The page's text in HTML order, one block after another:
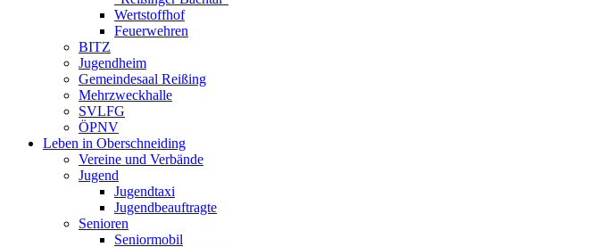
Wertstoffhof
Feuerwehren
BITZ
Jugendheim
Gemeindesaal Reißing
Mehrzweckhalle
SVLFG
ÖPNV
Leben in Oberschneiding
Vereine und Verbände
Jugend
Jugendtaxi
Jugendbeauftragte
Senioren
Seniormobil